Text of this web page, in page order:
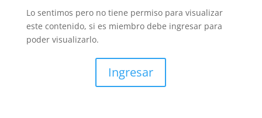
Lo sentimos pero no tiene permiso para visualizar
este contenido, si es miembro debe ingresar para
poder visualizarlo.
Ingresar